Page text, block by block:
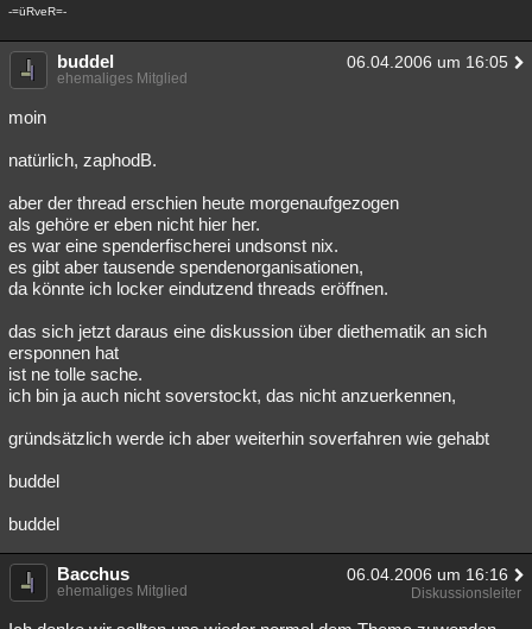
-=üRveR=-
buddel 06.04.2006 um 16:05
ehemaliges Mitglied
moin
natürlich, zaphodB.
aber der thread erschien heute morgenaufgezogen
als gehöre er eben nicht hier her.
es war eine spenderfischerei undsonst nix.
es gibt aber tausende spendenorganisationen,
da könnte ich locker eindutzend threads eröffnen.
das sich jetzt daraus eine diskussion über diethematik an sich
ersponnen hat
ist ne tolle sache.
ich bin ja auch nicht soverstockt, das nicht anzuerkennen,
gründsätzlich werde ich aber weiterhin soverfahren wie gehabt
buddel
buddel
Bacchus 06.04.2006 um 16:16
ehemaliges Mitglied Diskussionsleiter